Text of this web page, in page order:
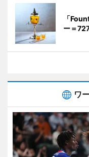
「
ー＝
ワ